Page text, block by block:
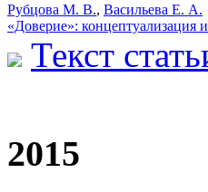
Рубцова М. В., Васильева Е. А.
«Доверие»: концептуализация
Текст
2015